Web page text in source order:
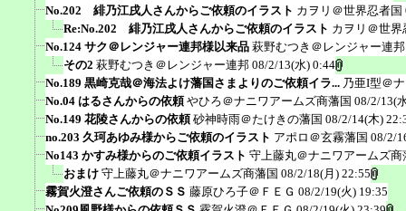
No.202 緋乃江戌人さんからご依頼のイラスト カヲリ＠世界忍者国
Re:No.202 緋乃江戌人さんからご依頼のイラスト カヲリ＠世界
No.124 サク＠レンジャー連邦様以来品 萩野むつき＠レンジャー連邦
その2 萩野むつき＠レンジャー連邦 08/2/13(水) 0:44
No.189 黒崎克哉＠海法よけ藩国さまよりのご依頼イラ... 乃亜I型＠
No.04 はるさんからの依頼 やひろ＠ナニワアームズ商藩国 08/2/13(
No.149 花陵さんからの依頼 砂神時雨＠たけきの藩国 08/2/14(木)
no.203 久珂あゆみ様からご依頼のイラスト アポロ＠玄霧藩国 08/2/
No143 かすみ様からのご依頼イラスト 守上藤丸＠ナニワアームズ商
おまけ 守上藤丸＠ナニワアームズ商藩国 08/2/18(月) 22:55
霧賀火澄さんご依頼のＳＳ 藤原ひろ子＠ＦＥＧ 08/2/19(火) 19:35